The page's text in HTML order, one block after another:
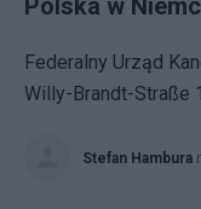
Polska w
Federalny Urząd
Willy-Brandt-Straße
Stefan Hambura